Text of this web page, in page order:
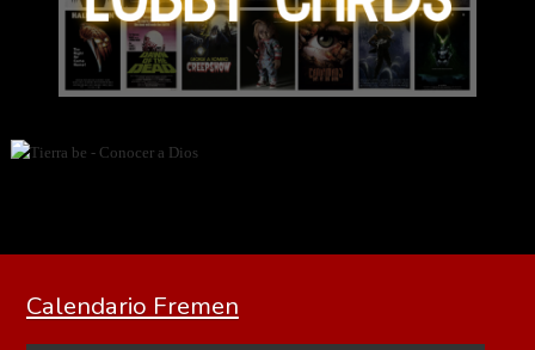
Calendario Fremen